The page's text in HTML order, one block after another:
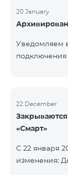
только в тех
20 January
Уведомляем
22 December
«Смарт»
С 22 января
изменения: